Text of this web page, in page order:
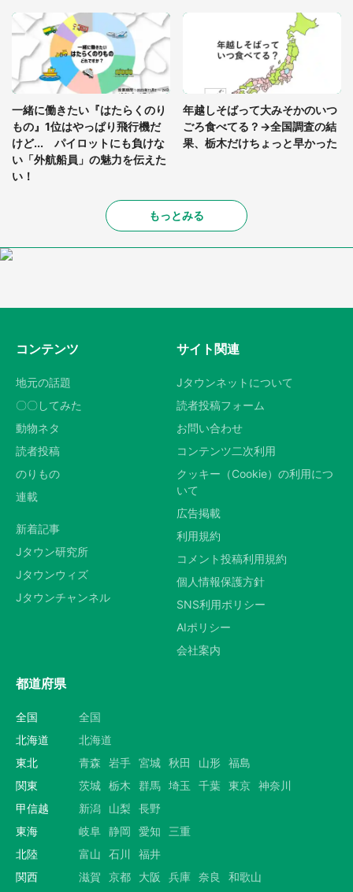
一緒に働きたい『はたらくのり
もの』1位はやっぱり飛行機だ
けど... パイロットにも負けな
い「外航船員」の魅力を伝えた
い！
年越しそばって大みそかのいつ
ごろ食べてる？→全国調査の結
果、栃木だけちょっと早かった
もっとみる
コンテンツ
地元の話題
〇〇してみた
動物ネタ
読者投稿
のりもの
連載
新着記事
Jタウン研究所
Jタウンウィズ
Jタウンチャンネル
サイト関連
Jタウンネットについて
読者投稿フォーム
お問い合わせ
コンテンツ二次利用
クッキー（Cookie）の利用につ
いて
広告掲載
利用規約
コメント投稿利用規約
個人情報保護方針
SNS利用ポリシー
AIポリシー
会社案内
都道府県
全国
全国
北海道
北海道
東北
青森 岩手 宮城 秋田 山形 福島
関東
茨城 栃木 群馬 埼玉 千葉 東京 神奈川
甲信越
新潟 山梨
長野
東海
岐阜 静岡 愛知
三重
北陸
富山 石川
福井
関西
滋賀 京都 大阪 兵庫 奈良 和歌山